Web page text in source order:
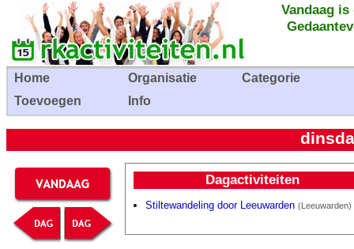
Vandaag
Home Organisatie
Categorie
Toevoegen
Info
Dagactiviteiten
Stiltewandeling door Leeuwarden (Leeuwarden)